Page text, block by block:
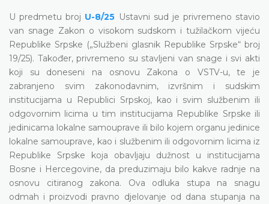
U predmetu broj U-8/25 Ustavni sud je privremeno stavio
van snage Zakon o visokom sudskom i tužilačkom vijeću
Republike Srpske („Službeni glasnik Republike Srpske“ broj
19/25). Također, privremeno su stavljeni van snage i svi akti
koji su doneseni na osnovu Zakona o VSTV-u, te je
zabranjeno svim zakonodavnim, izvršnim i sudskim
institucijama u Republici Srpskoj, kao i svim službenim ili
odgovornim licima u tim institucijama Republike Srpske ili
jedinicama lokalne samouprave ili bilo kojem organu jedinice
lokalne samouprave, kao i službenim ili odgovornim licima iz
Republike Srpske koja obavljaju dužnost u institucijama
Bosne i Hercegovine, da preduzimaju bilo kakve radnje na
osnovu citiranog zakona. Ova odluka stupa na snagu
odmah i proizvodi pravno djelovanje od dana stupanja na